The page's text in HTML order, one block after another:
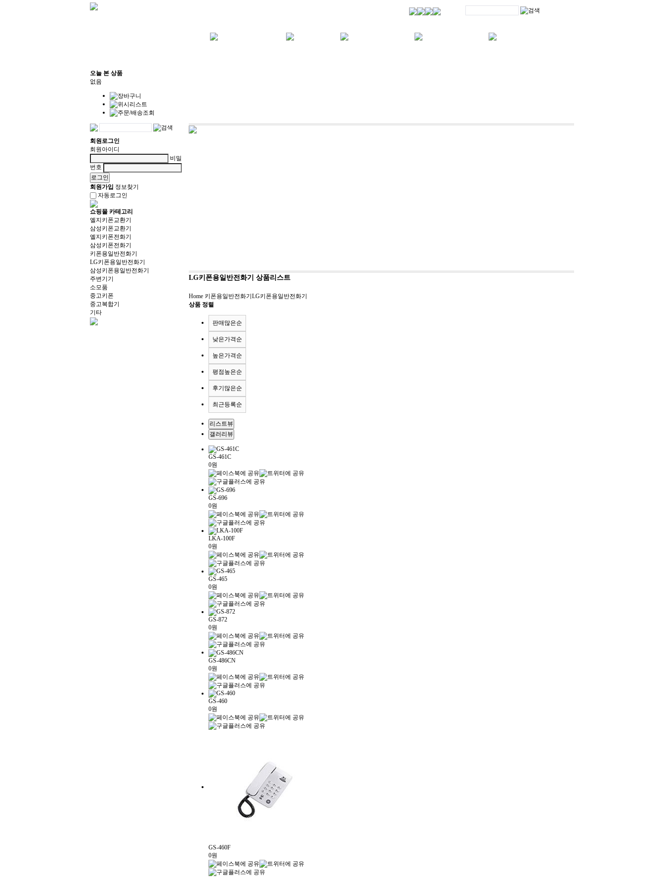
오늘 본 상품
없음
회원로그인
회원아이디
비밀
번호
회원가입 정보찾기
자동로그인
쇼핑몰 카테고리
엘지키폰교환기
삼성키폰교환기
엘지키폰전화기
삼성키폰전화기
키폰용일반전화기
LG키폰용일반전화기
삼성키폰용일반전화기
주변기기
소모품
중고키폰
중고복합기
기타
LG키폰용일반전화기 상품리스트
Home 키폰용일반전화기 LG키폰용일반전화기
상품 정렬
판매많은순
낮은가격순
높은가격순
평점높은순
후기많은순
최근등록순
리스트뷰
갤러리뷰
GS-461C
0원
GS-696
0원
LKA-100F
0원
GS-465
0원
GS-872
0원
GS-486CN
0원
GS-460
0원
GS-460F
0원